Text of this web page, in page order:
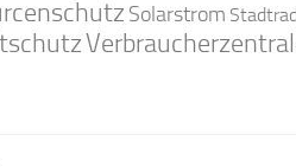
Solarstrom